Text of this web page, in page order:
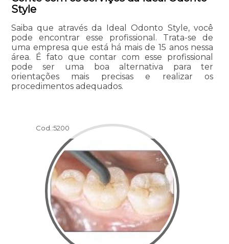
Style
Saiba que através da Ideal Odonto Style, você
pode encontrar esse profissional. Trata-se de
uma empresa que está há mais de 15 anos nessa
área. É fato que contar com esse profissional
pode ser uma boa alternativa para ter
orientações mais precisas e realizar os
procedimentos adequados.
Cod.:5200